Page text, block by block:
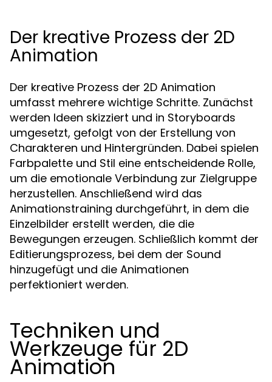
Der kreative Prozess der 2D
Animation
Der kreative Prozess der 2D Animation
umfasst mehrere wichtige Schritte. Zunächst
werden Ideen skizziert und in Storyboards
umgesetzt, gefolgt von der Erstellung von
Charakteren und Hintergründen. Dabei spielen
Farbpalette und Stil eine entscheidende Rolle,
um die emotionale Verbindung zur Zielgruppe
herzustellen. Anschließend wird das
Animationstraining durchgeführt, in dem die
Einzelbilder erstellt werden, die die
Bewegungen erzeugen. Schließlich kommt der
Editierungsprozess, bei dem der Sound
hinzugefügt und die Animationen
perfektioniert werden.
Techniken und
Werkzeuge für 2D
Animation